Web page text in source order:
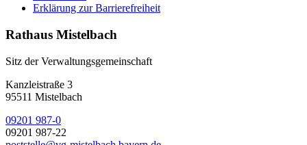
Erklärung zur Barrierefreiheit
Rathaus Mistelbach
Sitz der Verwaltungsgemeinschaft
Kanzleistraße 3
95511 Mistelbach
09201 987-0
09201 987-22